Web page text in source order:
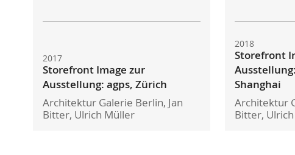
2017
Storefront Image zur
Ausstellung: agps, Zürich
Architektur Galerie Berlin, Jan
Bitter, Ulrich Müller
2018
Storefront
Shanghai
Architektur
Bitter,